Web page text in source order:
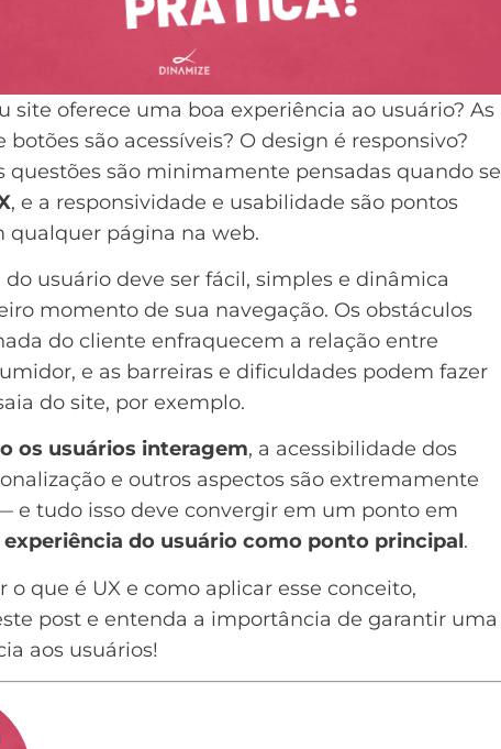
site oferece uma boa experiência ao usuário? As
botões são acessíveis? O design é responsivo?
questões são minimamente pensadas quando se
, e a responsividade e usabilidade são pontos
qualquer página na web.
usuário deve ser fácil, simples e dinâmica
momento de sua navegação. Os obstáculos
do cliente enfraquecem a relação entre
e as barreiras e dificuldades podem fazer
do site, por exemplo.
os usuários interagem, a acessibilidade dos
e outros aspectos são extremamente
e tudo isso deve convergir em um ponto em
experiência do usuário como ponto principal.
o que é UX e como aplicar esse conceito,
post e entenda a importância de garantir uma
aos usuários!